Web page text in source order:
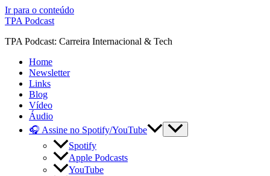
Ir para o conteúdo
TPA Podcast
TPA Podcast: Carreira Internacional & Tech
Home
Newsletter
Links
Blog
Vídeo
Áudio
🎧 Assine no Spotify/YouTube
Spotify
Apple Podcasts
YouTube